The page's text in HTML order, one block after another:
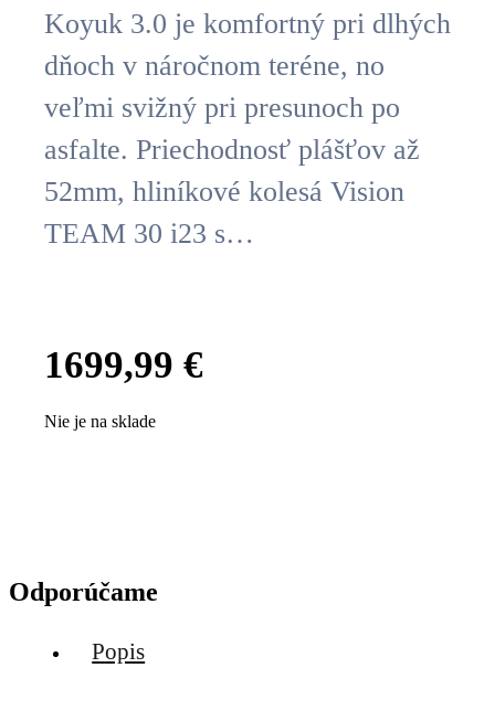
Koyuk 3.0 je komfortný pri dlhých
dňoch v náročnom teréne, no
veľmi svižný pri presunoch po
asfalte. Priechodnosť plášťov až
52mm, hliníkové kolesá Vision
TEAM 30 i23 s…
1699,99 €
Nie je na sklade
Odporúčame
Popis